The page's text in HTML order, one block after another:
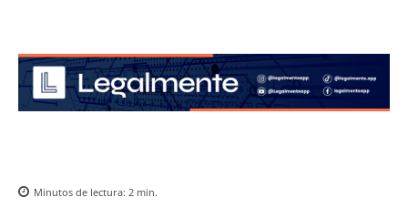
Minutos de lectura: 2 min.